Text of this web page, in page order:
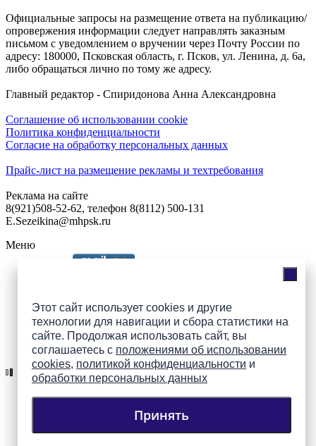
Этот сайт использует cookies и другие
технологии для навигации и сбора статистики на
сайте. Продолжая использовать сайт, вы
соглашаетесь с положениями об использовании
cookies, политикой конфиденциальности и
обработки персональных данных
Принять
Официальные запросы на размещение ответа на публикацию/
опровержения информации следует направлять заказным
письмом с уведомлением о вручении через Почту России по
адресу: 180000, Псковская область, г. Псков, ул. Ленина, д. 6а,
либо обращаться лично по тому же адресу.
Главный редактор - Спиридонова Анна Александровна
Соглашение об использовании cookie
Политика конфиденциальности
Согласие на обработку персональных данных
Прайс-лист на размещение рекламы и техтребования
Реклама на сайте
8(921)508-52-62, телефон 8(8112) 500-131
E.Sezeikina@mhpsk.ru
Меню
Подпишись на группы
ПАИ в соцсетях!